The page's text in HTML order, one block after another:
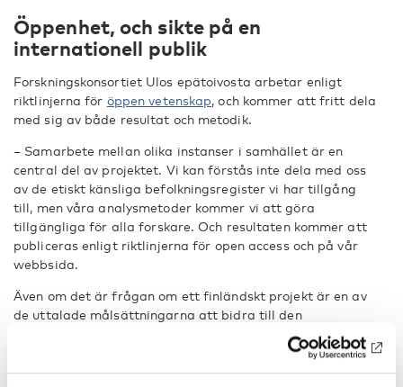
Öppenhet, och sikte på en
internationell publik
Forskningskonsortiet Ulos epätoivosta arbetar enligt
riktlinjerna för öppen vetenskap, och kommer att fritt dela
med sig av både resultat och metodik.
– Samarbete mellan olika instanser i samhället är en
central del av projektet. Vi kan förstås inte dela med oss
av de etiskt känsliga befolkningsregister vi har tillgång
till, men våra analysmetoder kommer vi att göra
tillgängliga för alla forskare. Och resultaten kommer att
publiceras enligt riktlinjerna för open access och på vår
webbsida.
Även om det är frågan om ett finländskt projekt är en av
de uttalade målsättningarna att bidra till den
– Vi ser liknande problem med för tidiga dödsfall till följd